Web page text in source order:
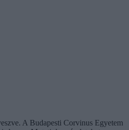
A Budapesti Corvinus Egyetem